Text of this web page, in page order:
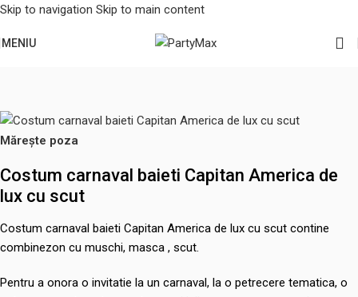
Skip to navigation Skip to main content
MENIU
Mărește poza
Costum carnaval baieti Capitan America de
lux cu scut
Costum carnaval baieti Capitan America de lux cu scut contine
combinezon cu muschi, masca , scut.
Pentru a onora o invitatie la un carnaval, la o petrecere tematica, o